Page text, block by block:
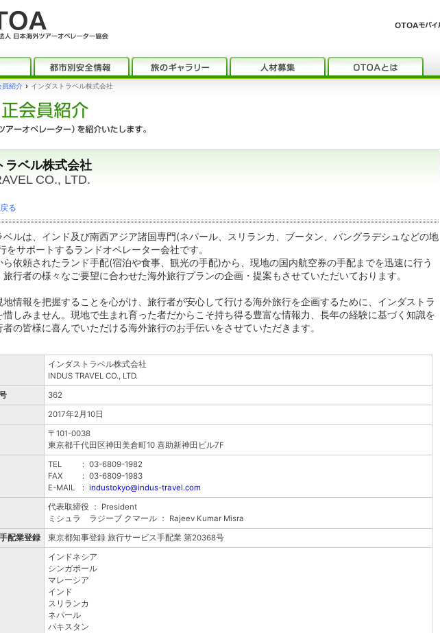
紹介 › インダストラベル株式会社
ラベル株式会社
CO., LTD.
る
ベルは、インド及び南西アジア諸国専門(ネパール、スリランカ、ブータン、バングラデシュなどの地
をサポートするランドオペレーター会社です。
ら依頼されたランド手配(宿泊や食事、観光の手配)から、現地の国内航空券の手配までを迅速に行う
旅行者の様々なご要望に合わせた海外旅行プランの企画・提案もさせていただいております。
地情報を把握することを心がけ、旅行者が安心して行ける海外旅行を企画するために、インダストラ
惜しみません。現地で生まれ育った者だからこそ持ち得る豊富な情報力、長年の経験に基づく知識を
の皆様に喜んでいただける海外旅行のお手伝いをさせていただきます。
インダストラベル株式会社
INDUS TRAVEL CO., LTD.
362
2017年2月10日
〒101-0038
東京都千代田区神田美倉町10 喜助新神田ビル7F
TEL : 03-6809-1982
FAX
: 03-6809-1983
E-MAIL
: industokyo@indus-travel.com
代表取締役 ： President
ミシュラ ラジーブ クマール ： Rajeev Kumar Misra
配業登録
東京都知事登録 旅行サービス手配業 第20368号
インドネシア
シンガポール
マレーシア
インド
スリランカ
ネパール
パキスタン